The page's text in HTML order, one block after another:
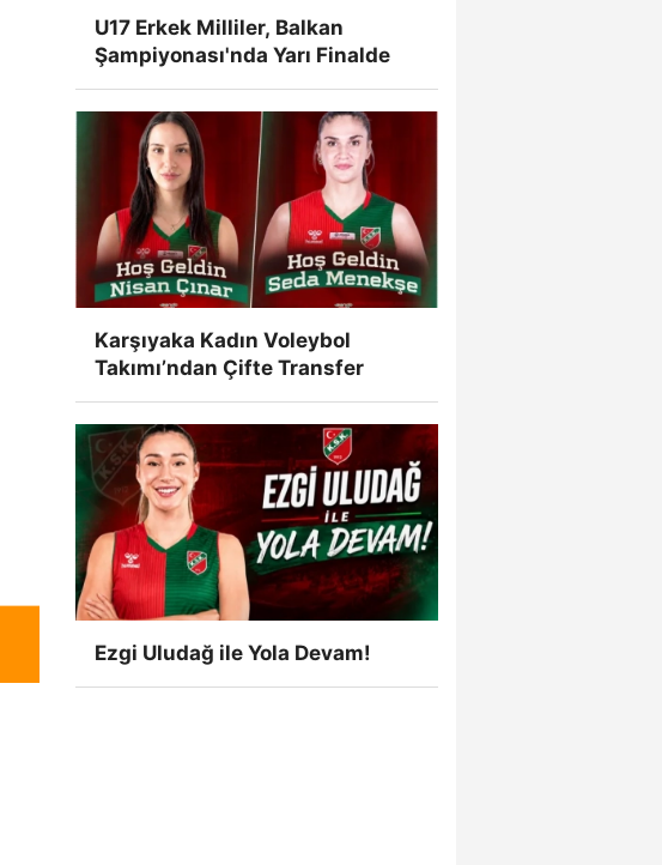
U17 Erkek Milliler, Balkan
Şampiyonası'nda Yarı Finalde
Karşıyaka Kadın Voleybol
Takımı’ndan Çifte Transfer
Ezgi Uludağ ile Yola Devam!